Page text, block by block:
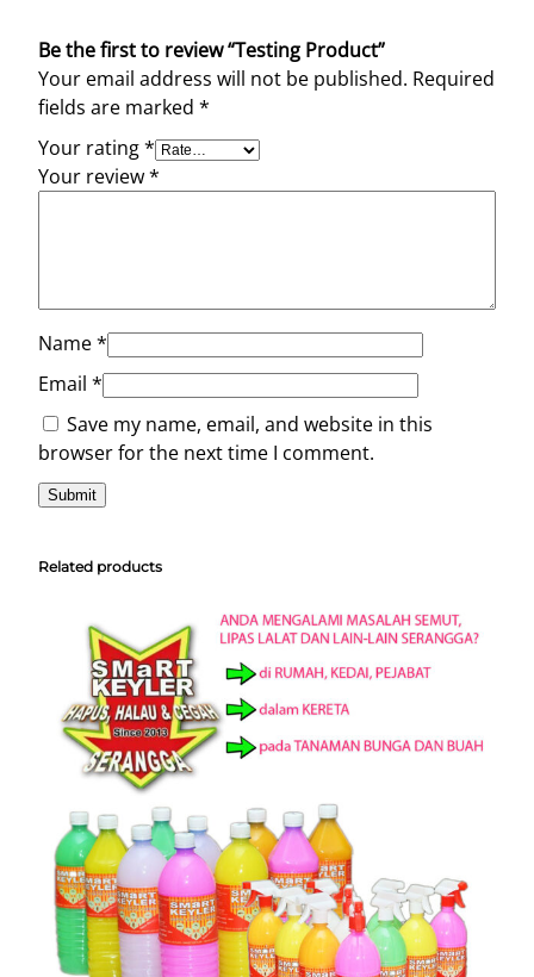
Be the first to review “Testing Product”
Your email address will not be published. Required
fields are marked *
Your rating*
Your review*
Name*
Email *
Save my name, email, and website in this
browser for the next time I comment.
Related products